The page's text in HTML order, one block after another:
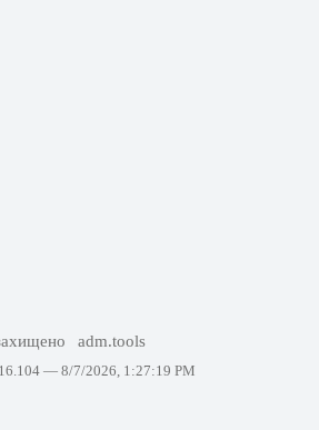
adm.tools
— 8/7/2026, 1:27:19 PM